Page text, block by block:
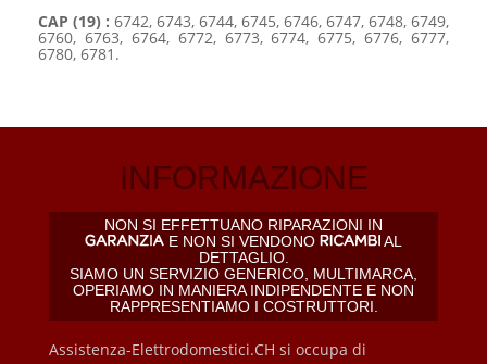
CAP (19) : 6742, 6743, 6744, 6745, 6746, 6747, 6748, 6749,
6760, 6763, 6764, 6772, 6773, 6774, 6775, 6776, 6777,
6780, 6781.
INFORMAZIONE
NON SI EFFETTUANO RIPARAZIONI IN
E NON SI VENDONO
AL
DETTAGLIO.
SIAMO UN SERVIZIO GENERICO, MULTIMARCA,
OPERIAMO IN MANIERA INDIPENDENTE E NON
RAPPRESENTIAMO I COSTRUTTORI.
Assistenza-Elettrodomestici.CH si occupa di